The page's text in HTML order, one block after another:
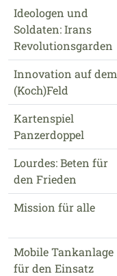
Ideologen und
Soldaten: Irans
Revolutionsgarden
Innovation auf dem
(Koch)Feld
Kartenspiel
Panzerdoppel
Lourdes: Beten für
den Frieden
Mission für alle
Mobile Tankanlage
für den Einsatz